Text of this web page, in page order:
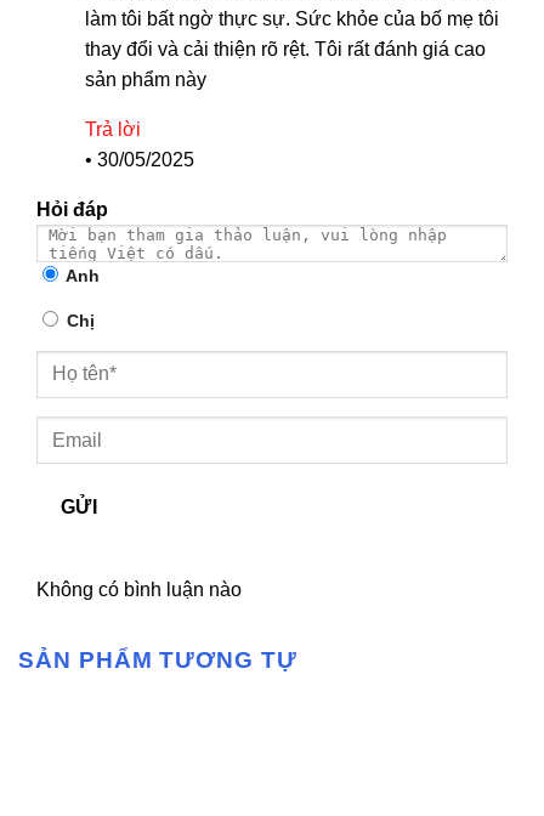
làm tôi bất ngờ thực sự. Sức khỏe của bố mẹ tôi
thay đổi và cải thiện rõ rệt. Tôi rất đánh giá cao
sản phẩm này
Trả lời
• 30/05/2025
Hỏi đáp
Anh
Chị
GỬI
Không có bình luận nào
SẢN PHẨM TƯƠNG TỰ